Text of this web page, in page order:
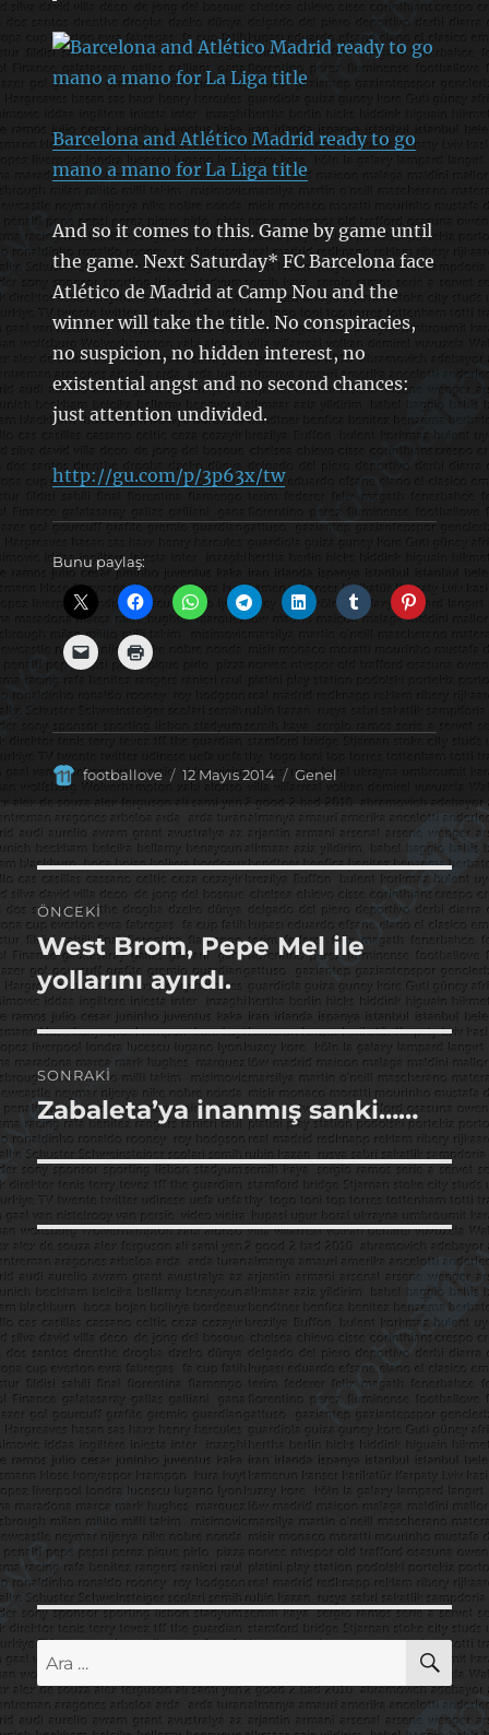
Barcelona and Atlético Madrid ready to go
mano a mano for La Liga title
And so it comes to this. Game by game until
the game. Next Saturday* FC Barcelona face
Atlético de Madrid at Camp Nou and the
winner will take the title. No conspiracies,
no suspicion, no hidden interest, no
existential angst and no second chances:
just attention undivided.
http://gu.com/p/3p63x/tw
Bunu paylaş:
Yazar
footballove
Yayın
tarihi
12 Mayıs 2014 Kategoriler
Genel
Yazı
gezinmesi
ÖNCEKI
Önceki
yazı:
West Brom, Pepe Mel ile
yollarını ayırdı.
SONRAKI
Sonraki
yazı:
Zabaleta’ya inanmış sanki……
Ara: